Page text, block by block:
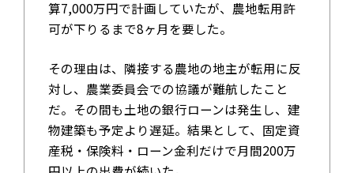
算7,000万円で計画していたが、農地転用許
可が下りるまで8ヶ月を要した。
その理由は、隣接する農地の地主が転用に反
対し、農業委員会での協議が難航したこと
だ。その間も土地の銀行ローンは発生し、建
物建築も予定より遅延。結果として、固定資
産税・保険料・ローン金利だけで月間200万